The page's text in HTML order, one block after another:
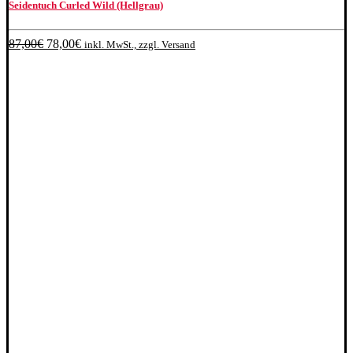
Seidentuch Curled Wild (Hellgrau)
87,00€ Ursprünglicher
78,00€Aktueller
inkl. MwSt., zzgl. Versand